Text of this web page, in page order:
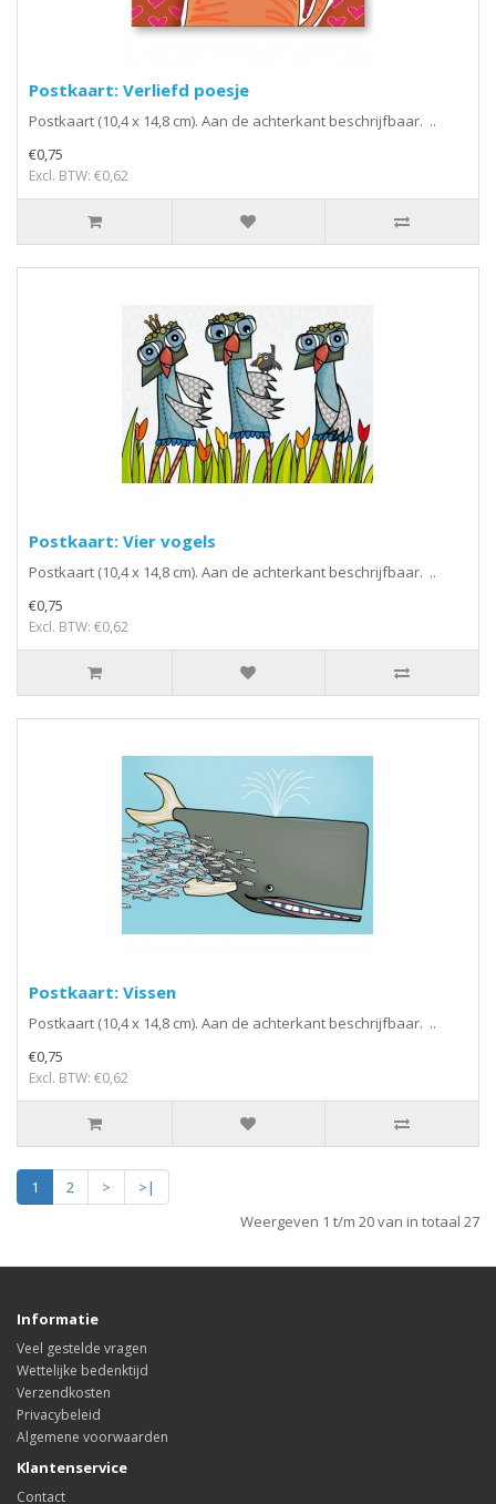
Postkaart: Verliefd poesje
Postkaart (10,4 x 14,8 cm). Aan de achterkant beschrijfbaar. ..
€0,75
Excl. BTW: €0,62
Postkaart: Vier vogels
Postkaart (10,4 x 14,8 cm). Aan de achterkant beschrijfbaar. ..
€0,75
Excl. BTW: €0,62
Postkaart: Vissen
Postkaart (10,4 x 14,8 cm). Aan de achterkant beschrijfbaar. ..
€0,75
Excl. BTW: €0,62
1 2 >
>|
Weergeven 1 t/m 20 van in totaal 27
Informatie
Veel gestelde vragen
Wettelijke bedenktijd
Verzendkosten
Privacybeleid
Algemene voorwaarden
Klantenservice
Contact